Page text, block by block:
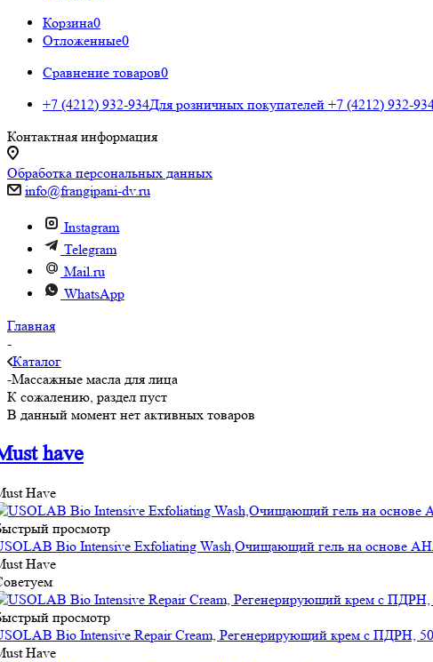
Корзина0
Отложенные0
Сравнение товаров0
+7 (4212) 932-934Для розничных покупателей +7 (4212) 932-
Контактная информация
Обработка персональных данных
info@frangipani-dv.ru
Instagram
Telegram
Mail.ru
WhatsApp
Главная
-
Каталог
-Массажные масла для лица
К сожалению, раздел пуст
В данный момент нет активных товаров
have
Have
просмотр
Bio Intensive Exfoliating Wash,Очищающий гель на основе
Have
просмотр
Bio Intensive Repair Cream, Регенерирующий крем с ПДРН,
Have